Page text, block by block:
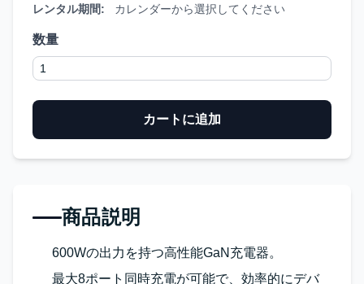
レンタル期間:
カレンダーから選択してください
数量
カートに追加
商品説明
600Wの出力を持つ高性能GaN充電器。
最大8ポート同時充電が可能で、効率的にデバ